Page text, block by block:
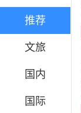
推荐
文旅
国内
国际